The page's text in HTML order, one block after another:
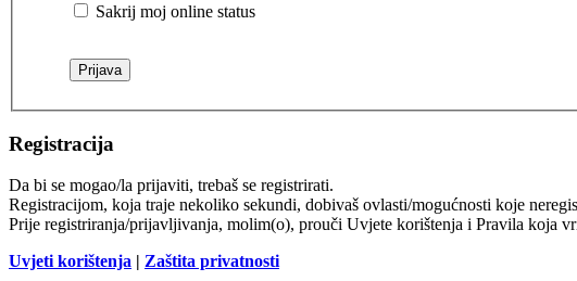
Sakrij moj online status
Registracija
Da bi se mogao/la prijaviti, trebaš se registrirati.
Registracijom, koja traje nekoliko sekundi, dobivaš ovlasti/mogućnosti koje
Prije registriranja/prijavljivanja, molim(o), prouči Uvjete korištenja i Pravila koja
Uvjeti korištenja | Zaštita privatnosti